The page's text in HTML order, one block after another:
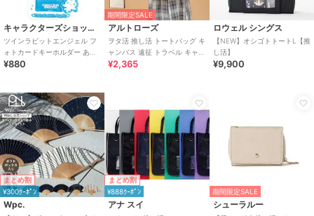
キャラクターズショップ ラフラフ
ツインラビットエンジェル フ
ォトカードキーホルダー あつ
めてカードアイテム 推し活グ
¥880
期間限定SALE
アルトローズ
ヲタ活 推し活 トートバッグ キ
ャンバス 遠征 トラベル キャリ
ーオン
¥2,365
ロウェル シングス
【NEW】オシゴトトートL【推
し活】
¥9,900
まとめ割
¥300ｸｰﾎﾟﾝ
Wpc.
まとめ割
¥888ｸｰﾎﾟﾝ
アナ スイ
期間限定SALE
シューラルー